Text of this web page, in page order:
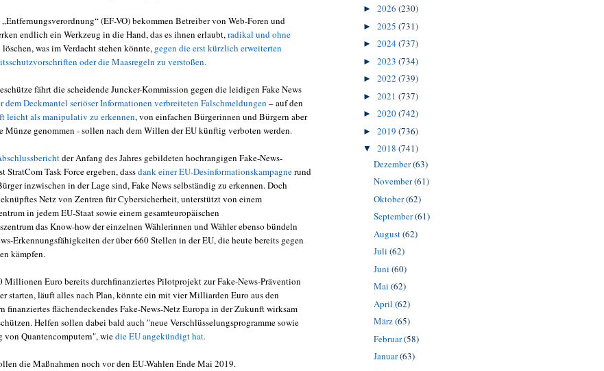
(EF-VO) bekommen Betreiber von Web-Foren und
endlich ein Werkzeug in die Hand, das es ihnen erlaubt, radikal und ohne
löschen, was im Verdacht stehen könnte, gegen die erst kürzlich erweiterten
oder die Maasregeln zu verstoßen.
fährt die scheidende Juncker-Kommission gegen die leidigen Fake News
dem Deckmantel seriöser Informationen verbreiteten Falschmeldungen – auf den
leicht als manipulativ zu erkennen, von einfachen Bürgerinnen und Bürgern aber
Münze genommen - sollen nach dem Willen der EU künftig verboten werden.
der Anfang des Jahres gebildeten hochrangigen Fake-News-
StratCom Task Force ergeben, dassdank einer EU-Desinformationskampagnerund
inzwischen in der Lage sind, Fake News selbständig zu erkennen. Doch
Netz von Zentren für Cybersicherheit, unterstützt von einem
in jedem EU-Staat sowie einem gesamteuropäischen
das Know-how der einzelnen Wählerinnen und Wähler ebenso bündeln
Erkennungsfähigkeiten der über 660 Stellen in der EU, die heute bereits gegen
kämpfen.
Millionen Euro bereits durchfinanziertes Pilotprojekt zur Fake-News-Prävention
starten, läuft alles nach Plan, könnte ein mit vier Milliarden Euro aus den
finanziertes flächendeckendes Fake-News-Netz Europa in der Zukunft wirksam
Helfen sollen dabei bald auch "neue Verschlüsselungsprogramme sowie
Quantencomputern", wiedie EU angekündigt hat.
die Maßnahmen noch vor den EU-Wahlen Ende Mai 2019.
► 2026 (230)
► 2025 (731)
► 2024(737)
► 2023 (734)
► 2022 (739)
► 2021 (737)
► 2020(742)
► 2019 (736)
▼ 2018 (741)
Dezember(63)
November(61)
Oktober(62)
September(61)
August(62)
Juli (62)
Juni (60)
Mai (62)
April (62)
März(65)
Februar(58)
Januar(63)